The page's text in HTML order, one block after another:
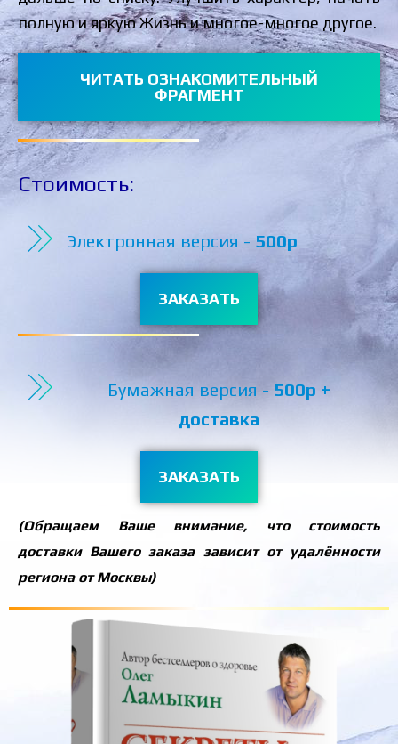
полную и яркую Жизнь и многое-многое другое.
ЧИТАТЬ ОЗНАКОМИТЕЛЬНЫЙ
ФРАГМЕНТ
Стоимость:
Электронная версия - 500р
ЗАКАЗАТЬ
Бумажная версия - 500р +
доставка
ЗАКАЗАТЬ
(Обращаем Ваше внимание, что стоимость
доставки Вашего заказа зависит от удалённости
региона от Москвы)